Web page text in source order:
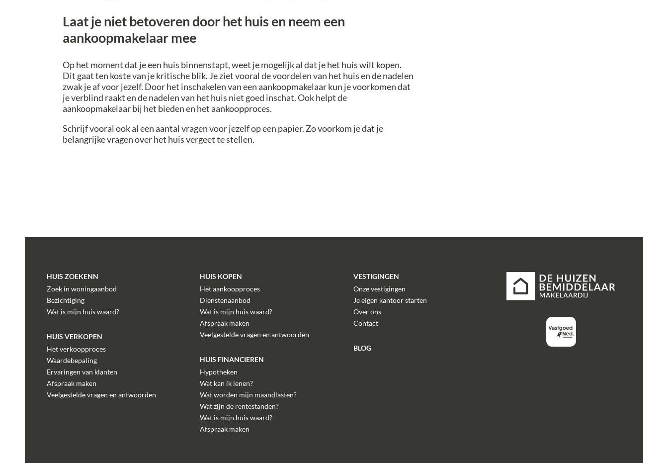
Laat je niet betoveren door het huis en neem een
aankoopmakelaar mee
Op het moment dat je een huis binnenstapt, weet je mogelijk al dat je het huis wilt kopen.
Dit gaat ten koste van je kritische blik. Je ziet vooral de voordelen van het huis en de nadelen
zwak je af voor jezelf. Door het inschakelen van een aankoopmakelaar kun je voorkomen dat
je verblind raakt en de nadelen van het huis niet goed inschat. Ook helpt de
aankoopmakelaar bij het bieden en het aankoopproces.
Schrijf vooral ook al een aantal vragen voor jezelf op een papier. Zo voorkom je dat je
belangrijke vragen over het huis vergeet te stellen.
HUIS ZOEKENN
Zoek in woningaanbod
Bezichtiging
Wat is mijn huis waard?
HUIS VERKOPEN
Het verkoopproces
Waardebepaling
Ervaringen van klanten
Afspraak maken
Veelgestelde vragen en antwoorden
HUIS KOPEN
Het aankoopproces
Dienstenaanbod
Wat is mijn huis waard?
Afspraak maken
Veelgestelde vragen en antwoorden
HUIS FINANCIEREN
Hypotheken
Wat kan ik lenen?
Wat worden mijn maandlasten?
Wat zijn de rentestanden?
Wat is mijn huis waard?
Afspraak maken
VESTIGINGEN
Onze vestigingen
Je eigen kantoor starten
Over ons
Contact
BLOG